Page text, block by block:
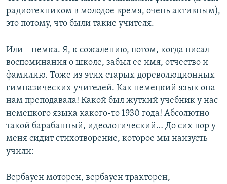
радиотехником в молодое время, очень активным),
это потому, что были такие учителя.
Или – немка. Я, к сожалению, потом, когда писал
воспоминания о школе, забыл ее имя, отчество и
фамилию. Тоже из этих старых дореволюционных
гимназических учителей. Как немецкий язык она
нам преподавала! Какой был жуткий учебник у нас
немецкого языка какого-то 1930 года! Абсолютно
такой барабанный, идеологический… До сих пор у
меня сидит стихотворение, которое мы наизусть
учили:
Вербауен моторен, вербауен тракторен,